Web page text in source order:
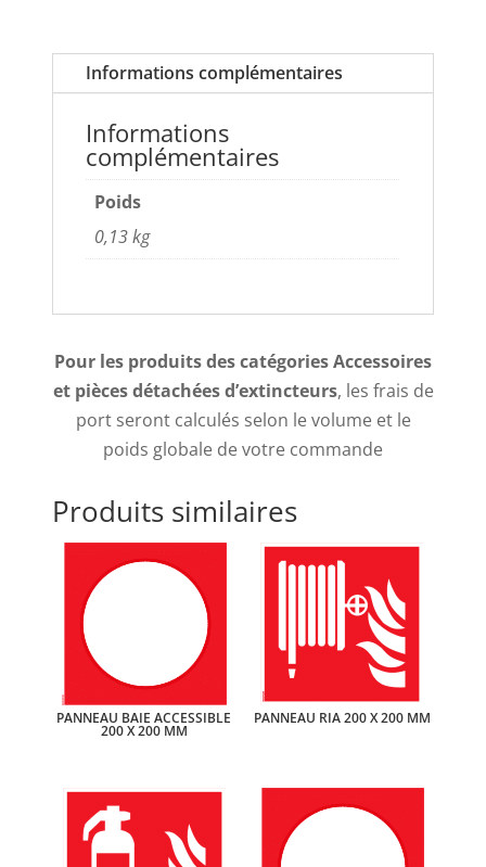
Informations complémentaires
Informations
complémentaires
Poids
0,13 kg
Pour les produits des catégories Accessoires
et pièces détachées d’extincteurs, les frais de
port seront calculés selon le volume et le
poids globale de votre commande
Produits similaires
PANNEAU BAIE ACCESSIBLE
200 X 200 MM
PANNEAU RIA 200 X 200 MM